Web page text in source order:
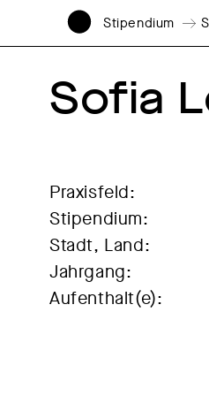
Stipendium
Sofia
Praxisfeld:
Stipendium:
Stadt, Land:
Jahrgang:
Aufenthalt(e):